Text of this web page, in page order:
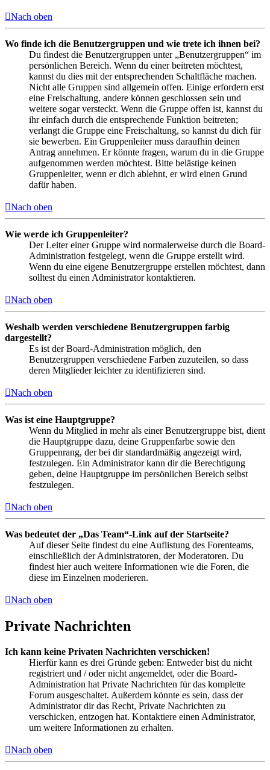
Nach oben
Wo finde ich die Benutzergruppen und wie trete ich ihnen bei?
Du findest die Benutzergruppen unter „Benutzergruppen“ im
persönlichen Bereich. Wenn du einer beitreten möchtest,
kannst du dies mit der entsprechenden Schaltfläche machen.
Nicht alle Gruppen sind allgemein offen. Einige erfordern erst
eine Freischaltung, andere können geschlossen sein und
weitere sogar versteckt. Wenn die Gruppe offen ist, kannst du
ihr einfach durch die entsprechende Funktion beitreten;
verlangt die Gruppe eine Freischaltung, so kannst du dich für
sie bewerben. Ein Gruppenleiter muss daraufhin deinen
Antrag annehmen. Er könnte fragen, warum du in die Gruppe
aufgenommen werden möchtest. Bitte belästige keinen
Gruppenleiter, wenn er dich ablehnt, er wird einen Grund
dafür haben.
Nach oben
Wie werde ich Gruppenleiter?
Der Leiter einer Gruppe wird normalerweise durch die Board-
Administration festgelegt, wenn die Gruppe erstellt wird.
Wenn du eine eigene Benutzergruppe erstellen möchtest, dann
solltest du einen Administrator kontaktieren.
Nach oben
Weshalb werden verschiedene Benutzergruppen farbig
dargestellt?
Es ist der Board-Administration möglich, den
Benutzergruppen verschiedene Farben zuzuteilen, so dass
deren Mitglieder leichter zu identifizieren sind.
Nach oben
Was ist eine Hauptgruppe?
Wenn du Mitglied in mehr als einer Benutzergruppe bist, dient
die Hauptgruppe dazu, deine Gruppenfarbe sowie den
Gruppenrang, der bei dir standardmäßig angezeigt wird,
festzulegen. Ein Administrator kann dir die Berechtigung
geben, deine Hauptgruppe im persönlichen Bereich selbst
festzulegen.
Nach oben
Was bedeutet der „Das Team“-Link auf der Startseite?
Auf dieser Seite findest du eine Auflistung des Forenteams,
einschließlich der Administratoren, der Moderatoren. Du
findest hier auch weitere Informationen wie die Foren, die
diese im Einzelnen moderieren.
Nach oben
Private Nachrichten
Ich kann keine Privaten Nachrichten verschicken!
Hierfür kann es drei Gründe geben: Entweder bist du nicht
registriert und / oder nicht angemeldet, oder die Board-
Administration hat Private Nachrichten für das komplette
Forum ausgeschaltet. Außerdem könnte es sein, dass der
Administrator dir das Recht, Private Nachrichten zu
verschicken, entzogen hat. Kontaktiere einen Administrator,
um weitere Informationen zu erhalten.
Nach oben